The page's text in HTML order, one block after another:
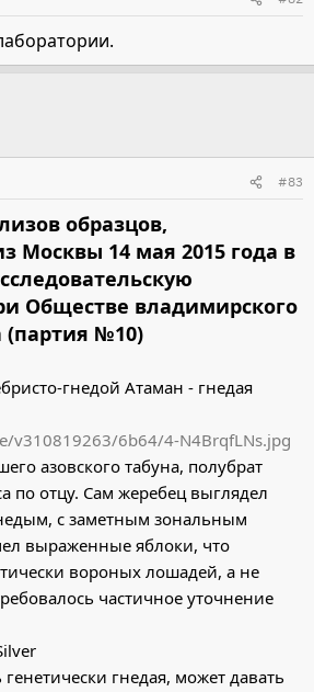
#83
образцов,
Москвы 14 мая 2015 года в
Обществе владимирского
(партия №10)
гнедой Атаман - гнедая
v310819263/6b64/4-N4BrqfLNs.jpg
азовского табуна, полубрат
по отцу. Сам жеребец выглядел
с заметным зональным
выраженные яблоки, что
вороных лошадей, а не
частичное уточнение
гнедая, может давать